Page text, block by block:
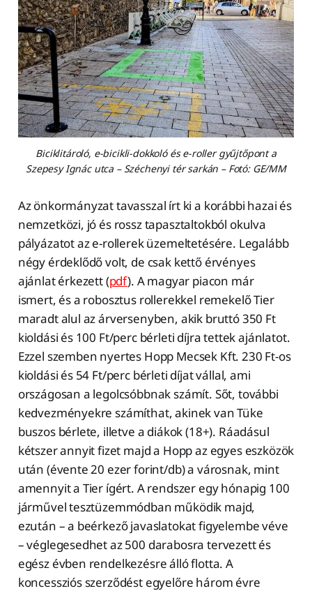
Biciklitároló, e-bicikli-dokkoló és e-roller gyűjtőpont a
Szepesy Ignác utca – Széchenyi tér sarkán – Fotó: GE/MM
Az önkormányzat tavasszal írt ki a korábbi hazai és
nemzetközi, jó és rossz tapasztaltokból okulva
pályázatot az e-rollerek üzemeltetésére. Legalább
négy érdeklődő volt, de csak kettő érvényes
ajánlat érkezett (pdf). A magyar piacon már
ismert, és a robosztus rollerekkel remekelő Tier
maradt alul az árversenyben, akik bruttó 350 Ft
kioldási és 100 Ft/perc bérleti díjra tettek ajánlatot.
Ezzel szemben nyertes Hopp Mecsek Kft. 230 Ft-os
kioldási és 54 Ft/perc bérleti díjat vállal, ami
országosan a legolcsóbbnak számít. Sőt, további
kedvezményekre számíthat, akinek van Tüke
buszos bérlete, illetve a diákok (18+). Ráadásul
kétszer annyit fizet majd a Hopp az egyes eszközök
után (évente 20 ezer forint/db) a városnak, mint
amennyit a Tier ígért. A rendszer egy hónapig 100
járművel tesztüzemmódban működik majd,
ezután – a beérkező javaslatokat figyelembe véve
– véglegesedhet az 500 darabosra tervezett és
egész évben rendelkezésre álló flotta. A
koncessziós szerződést egyelőre három évre